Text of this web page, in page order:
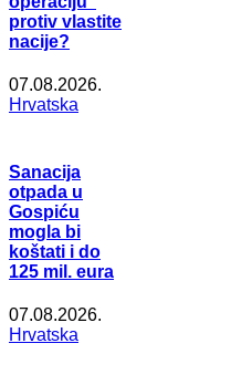
protiv vlastite
nacije?
07.08.2026.
Hrvatska
Sanacija
otpada u
Gospiću
mogla bi
koštati i do
125 mil. eura
07.08.2026.
Hrvatska